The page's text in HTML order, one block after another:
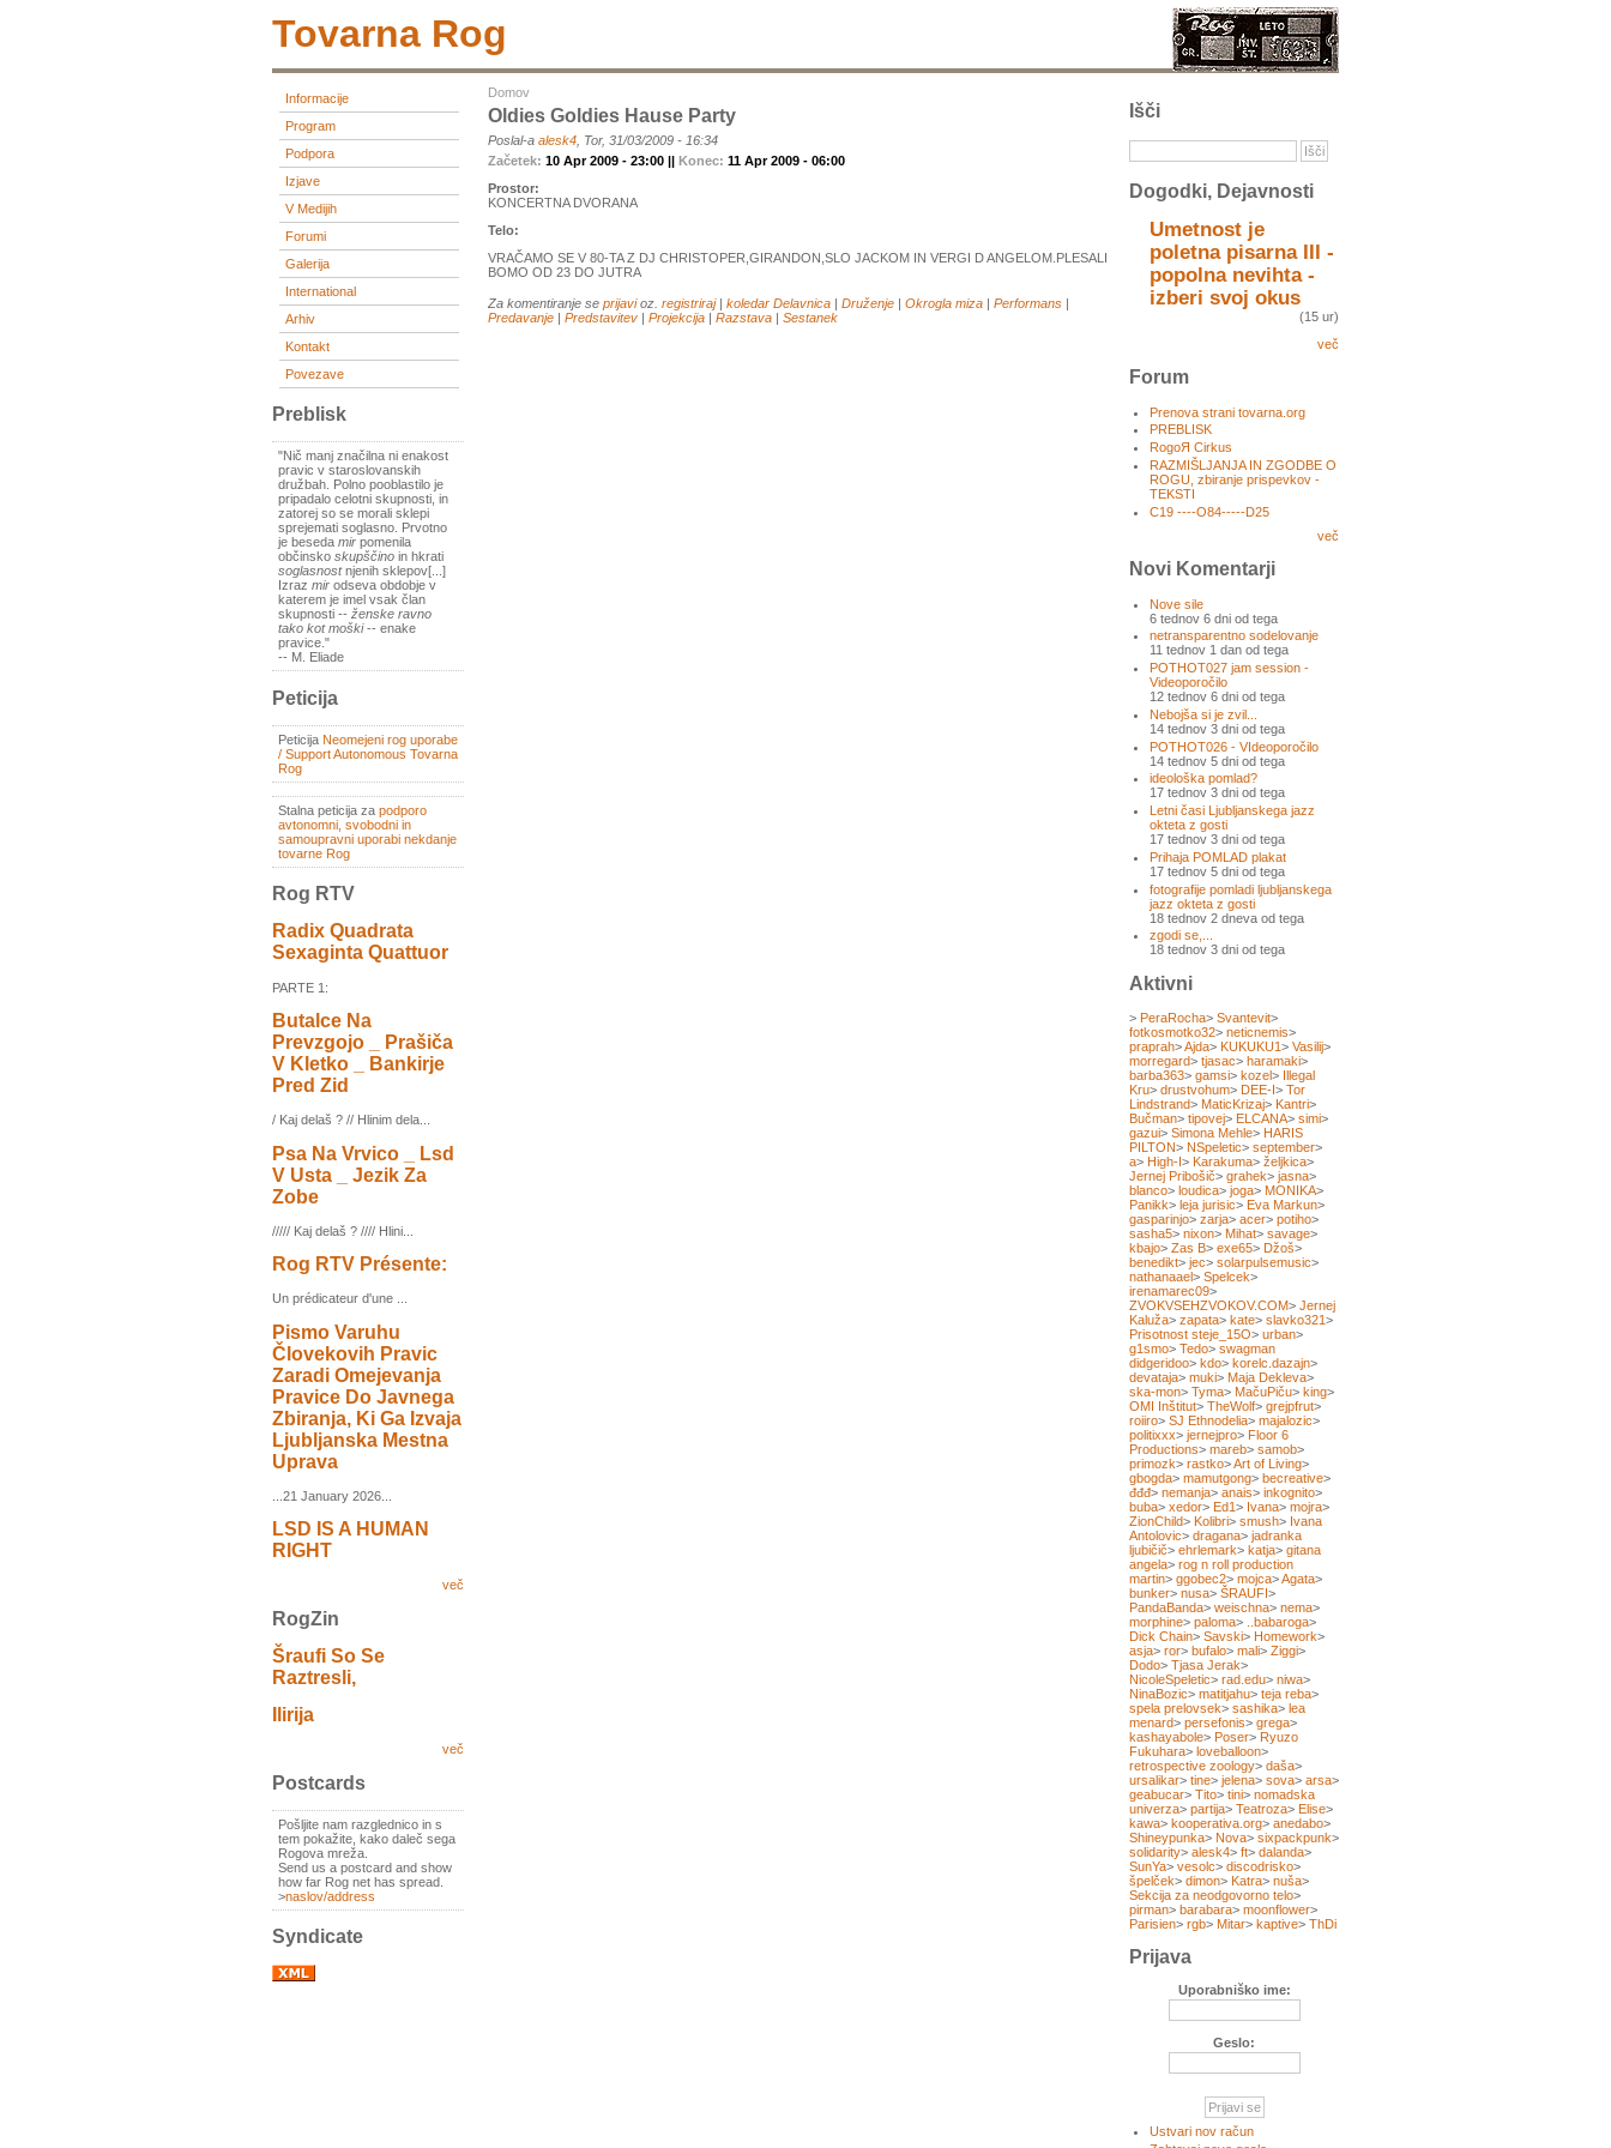
Tovarna Rog
Informacije
Program
Podpora
Izjave
V Medijih
Forumi
Galerija
International
Arhiv
Kontakt
Povezave
Preblisk
"Nič manj značilna ni enakost
pravic v staroslovanskih
družbah. Polno pooblastilo je
pripadalo celotni skupnosti, in
zatorej so se morali sklepi
sprejemati soglasno. Prvotno
je beseda mir pomenila
občinsko skupščino in hkrati
soglasnostnjenih sklepov[...]
Izraz mir odseva obdobje v
katerem je imel vsak član
skupnosti -- ženske ravno
tako kot moški-- enake
pravice."
-- M. Eliade
Peticija
Peticija Neomejeni rog uporabe
/ Support Autonomous Tovarna
Rog
Stalna peticija za podporo
avtonomni, svobodni in
samoupravni uporabi nekdanje
tovarne Rog
Rog RTV
Radix Quadrata
Sexaginta Quattuor
PARTE 1:
Butalce Na
Prevzgojo _ Prašiča
V Kletko _ Bankirje
Pred Zid
/ Kaj delaš ? // Hlinim dela...
Psa Na Vrvico _ Lsd
V Usta _ Jezik Za
Zobe
///// Kaj delaš ? //// Hlini...
Rog RTV Présente:
Un prédicateur d'une ...
Pismo Varuhu
Človekovih Pravic
Zaradi Omejevanja
Pravice Do Javnega
Zbiranja, Ki Ga Izvaja
Ljubljanska Mestna
Uprava
...21 January 2026...
LSD IS A HUMAN
RIGHT
več
RogZin
Šraufi So Se
Raztresli,
Ilirija
več
Postcards
Pošljite nam razglednico in s
tem pokažite, kako daleč sega
Rogova mreža.
Send us a postcard and show
how far Rog net has spread.
>naslov/address
Syndicate
Domov
Oldies Goldies Hause Party
Poslal-a alesk4 , Tor, 31/03/2009 - 16:34
Začetek: 10 Apr 2009 - 23:00 || Konec: 11 Apr 2009 - 06:00
Prostor:
KONCERTNA DVORANA
Telo:
VRAČAMO SE V 80-TA Z DJ CHRISTOPER,GIRANDON,SLO JACKOM IN VERGI D ANGELOM.PLESALI
BOMO OD 23 DO JUTRA
Za komentiranje se prijavioz. registriraj| koledar Delavnica Druženje Okrogla miza Performans
Predavanje
Predstavitev Projekcija Razstava Sestanek
Išči
Dogodki, Dejavnosti
Umetnost je
poletna pisarna III -
popolna nevihta -
izberi svoj okus
(15 ur)
več
Forum
Prenova strani tovarna.org
PREBLISK
RogoЯ Cirkus
RAZMIŠLJANJA IN ZGODBE O
ROGU, zbiranje prispevkov -
TEKSTI
C19 ----O84-----D25
več
Novi Komentarji
Nove sile
6 tednov 6 dni od tega
netransparentno sodelovanje
11 tednov 1 dan od tega
POTHOT027 jam session -
Videoporočilo
12 tednov 6 dni od tega
Nebojša si je zvil...
14 tednov 3 dni od tega
POTHOT026 - VIdeoporočilo
14 tednov 5 dni od tega
ideološka pomlad?
17 tednov 3 dni od tega
Letni časi Ljubljanskega jazz
okteta z gosti
17 tednov 3 dni od tega
Prihaja POMLAD plakat
17 tednov 5 dni od tega
fotografije pomladi ljubljanskega
jazz okteta z gosti
18 tednov 2 dneva od tega
zgodi se,...
18 tednov 3 dni od tega
Aktivni
> PeraRocha> Svantevit>
fotkosmotko32> neticnemis>
praprah>Ajda> KUKUKU1> Vasilij>
morregard> tjasac> haramaki>
barba363> gamsi> kozel> Illegal
Kru> drustvohum> DEE-I> Tor
Lindstrand> MaticKrizaj> Kantri>
Bučman> tipovej> ELCANA> simi>
gazui> Simona Mehle> HARIS
PILTON> NSpeletic> september>
a> High-I> Karakuma> željkica>
Jernej Pribošič> grahek> jasna>
blanco> loudica> joga> MONIKA>
Panikk> leja jurisic> Eva Markun>
gasparinjo> zarja> acer> potiho>
sasha5> nixon> Mihat> savage>
kbajo> Zas B> exe65> Džoš>
benedikt> jec> solarpulsemusic>
nathanaael> Spelcek>
irenamarec09>
ZVOKVSEHZVOKOV.COM> Jernej
Kaluža> zapata> kate> slavko321>
Prisotnost steje_15O> urban>
g1smo> Tedo> swagman
didgeridoo> kdo> korelc.dazajn>
devataja> muki> Maja Dekleva>
ska-mon> Tyma> MačuPiču> king>
OMI Inštitut> TheWolf> grejpfrut>
roiiro> SJ Ethnodelia> majalozic>
politixxx> jernejpro> Floor 6
Productions> mareb> samob>
primozk> rastko>Art of Living>
gbogda> mamutgong> becreative>
đđđ> nemanja> anais> inkognito>
buba> xedor> Ed1> Ivana> mojra>
ZionChild> Kolibri> smush> Ivana
Antolovic> dragana> jadranka
ljubičič> ehrlemark> katja> gitana
angela> rog n roll production
martin> ggobec2> mojca>Agata>
bunker> nusa> ŠRAUFI>
PandaBanda> weischna> nema>
morphine> paloma> ..babaroga>
Dick Chain> Savski> Homework>
asja> ror> bufalo> mali> Ziggi>
Dodo> Tjasa Jerak>
NicoleSpeletic> rad.edu> niwa>
NinaBozic> matitjahu> teja reba>
spela prelovsek> sashika> lea
menard> persefonis> grega>
kashayabole> Poser> Ryuzo
Fukuhara> loveballoon>
retrospective zoology> daša>
ursalikar> tine> jelena> sova> arsa>
geabucar> Tito> tini> nomadska
univerza> partija> Teatroza> Elise>
kawa> kooperativa.org> anedabo>
Shineypunka> Nova> sixpackpunk>
solidarity> alesk4> ft> dalanda>
SunYa> vesolc> discodrisko>
špelček> dimon> Katra> nuša>
Sekcija za neodgovorno telo>
pirman> barabara> moonflower>
Parisien> rgb> Mitar> kaptive> ThDi
Prijava
Uporabniško ime:
Geslo:
Ustvari nov račun